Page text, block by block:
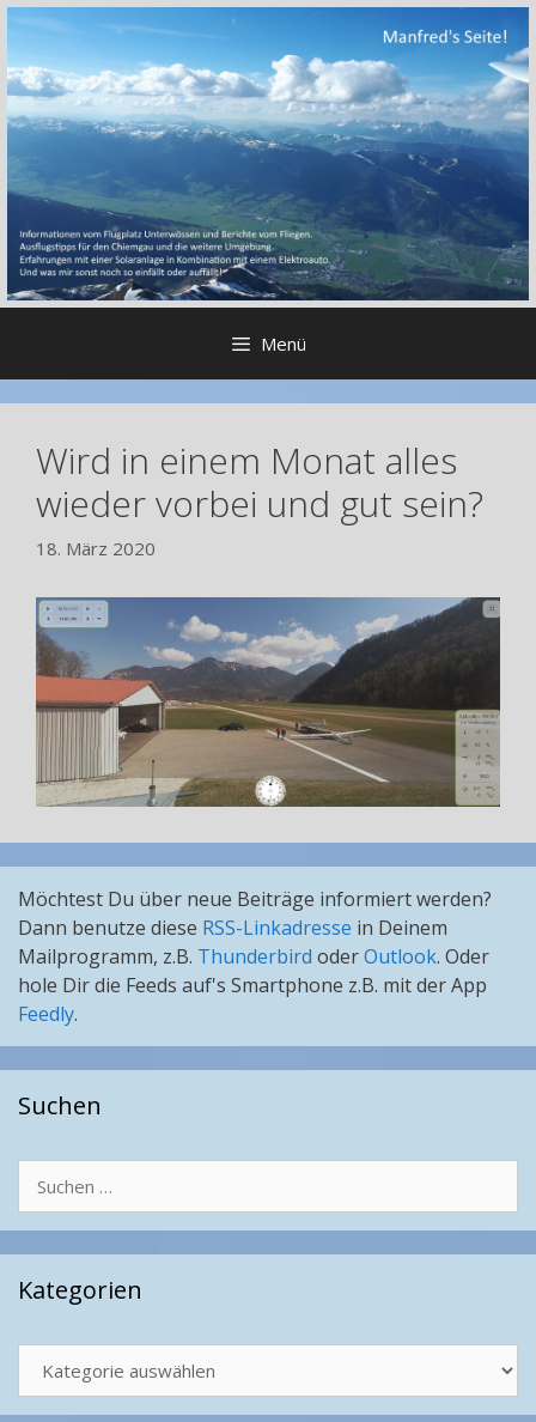
Zum
springen
Menü
Wird in einem Monat alles
wieder vorbei und gut sein?
18. März 2020
Möchtest Du über neue Beiträge informiert werden?
Dann benutze diese RSS-Linkadresse in Deinem
Mailprogramm, z.B. Thunderbird oderOutlook. Oder
hole Dir die Feeds auf's Smartphone z.B. mit der App
Feedly.
Suchen
nach:
Kategorien